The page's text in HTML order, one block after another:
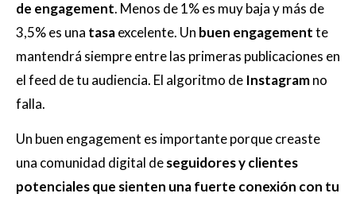
de engagement. Menos de 1% es muy baja y más de
3,5% es una tasaexcelente. Un buen engagementte
mantendrá siempre entre las primeras publicaciones en
el feed de tu audiencia. El algoritmo de Instagramno
falla.
Un buen engagement es importante porque creaste
una comunidad digital deseguidores y clientes
potenciales que sienten una fuerte conexión con tu